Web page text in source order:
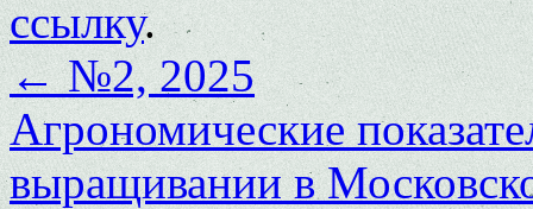
ссылку.
←№2, 2025
Агрономические
выращивании в